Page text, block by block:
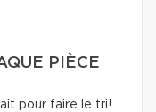
PIÈCE
pour faire le tri!